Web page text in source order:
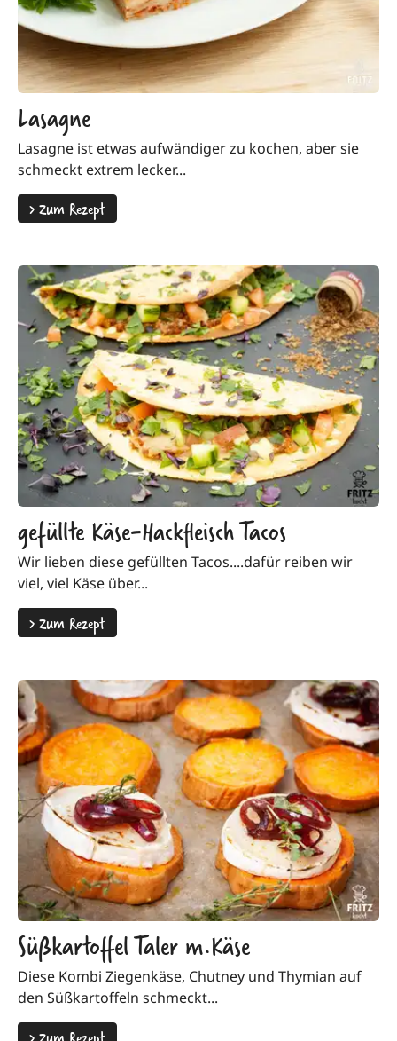
Lasagne
Lasagne ist etwas aufwändiger zu kochen, aber sie
schmeckt extrem lecker...
>Zum Rezept
gefüllte Käse-Hackfleisch Tacos
Wir lieben diese gefüllten Tacos....dafür reiben wir
viel, viel Käse über...
>Zum Rezept
Süßkartoffel Taler m.Käse
Diese Kombi Ziegenkäse, Chutney und Thymian auf
den Süßkartoffeln schmeckt...